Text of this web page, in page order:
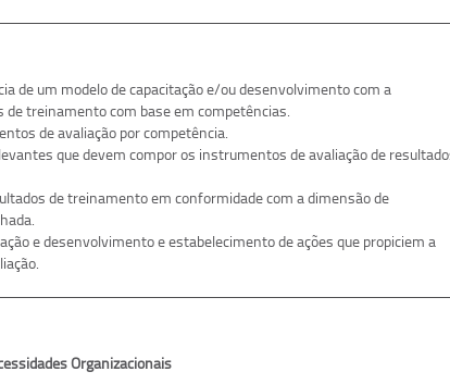
de um modelo de capacitação e/ou desenvolvimento com a
de treinamento com base em competências.
de avaliação por competência.
que devem compor os instrumentos de avaliação de
de treinamento em conformidade com a dimensão de
e desenvolvimento e estabelecimento de ações que propiciem a
Organizacionais